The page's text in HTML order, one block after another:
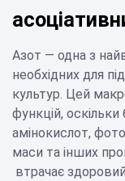
Азот — одна з
необхідних для
культур. Цей
функцій, оскільки
амінокислот,
маси та інших
втрачає